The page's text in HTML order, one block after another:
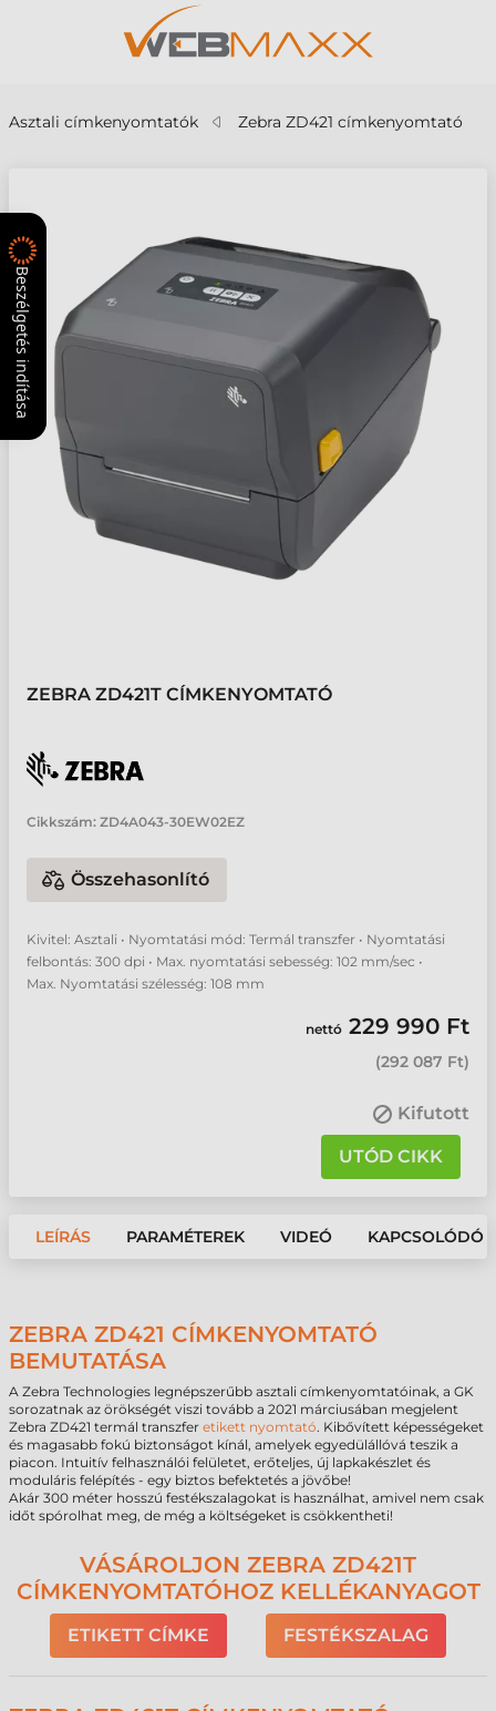
Asztali címkenyomtatók Zebra ZD421 címkenyomtató
ZEBRA ZD421T CÍMKENYOMTATÓ
Cikkszám: ZD4A043-30EW02EZ
Összehasonlító
Kivitel: Asztali • Nyomtatási mód: Termál transzfer • Nyomtatási
felbontás: 300 dpi • Max. nyomtatási sebesség: 102 mm/sec •
Max. Nyomtatási szélesség: 108 mm
nettó 229 990 Ft
(292 087 Ft)
Kifutott
UTÓD CIKK
LEÍRÁS PARAMÉTEREK VIDEÓ KAPCSOLÓDÓ
ZEBRA ZD421 CÍMKENYOMTATÓ
BEMUTATÁSA
A Zebra Technologies legnépszerűbb asztali címkenyomtatóinak, a GK
sorozatnak az örökségét viszi tovább a 2021 márciusában megjelent
Zebra ZD421 termál transzfer etikett nyomtató. Kibővített képességeket
és magasabb fokú biztonságot kínál, amelyek egyedülállóvá teszik a
piacon. Intuitív felhasználói felületet, erőteljes, új lapkakészlet és
moduláris felépítés - egy biztos befektetés a jövőbe!
Akár 300 méter hosszú festékszalagokat is használhat, amivel nem csak
időt spórolhat meg, de még a költségeket is csökkentheti!
VÁSÁROLJON ZEBRA ZD421T
CÍMKENYOMTATÓHOZ KELLÉKANYAGOT
ETIKETT CÍMKE FESTÉKSZALAG
Beszélgetés indítása